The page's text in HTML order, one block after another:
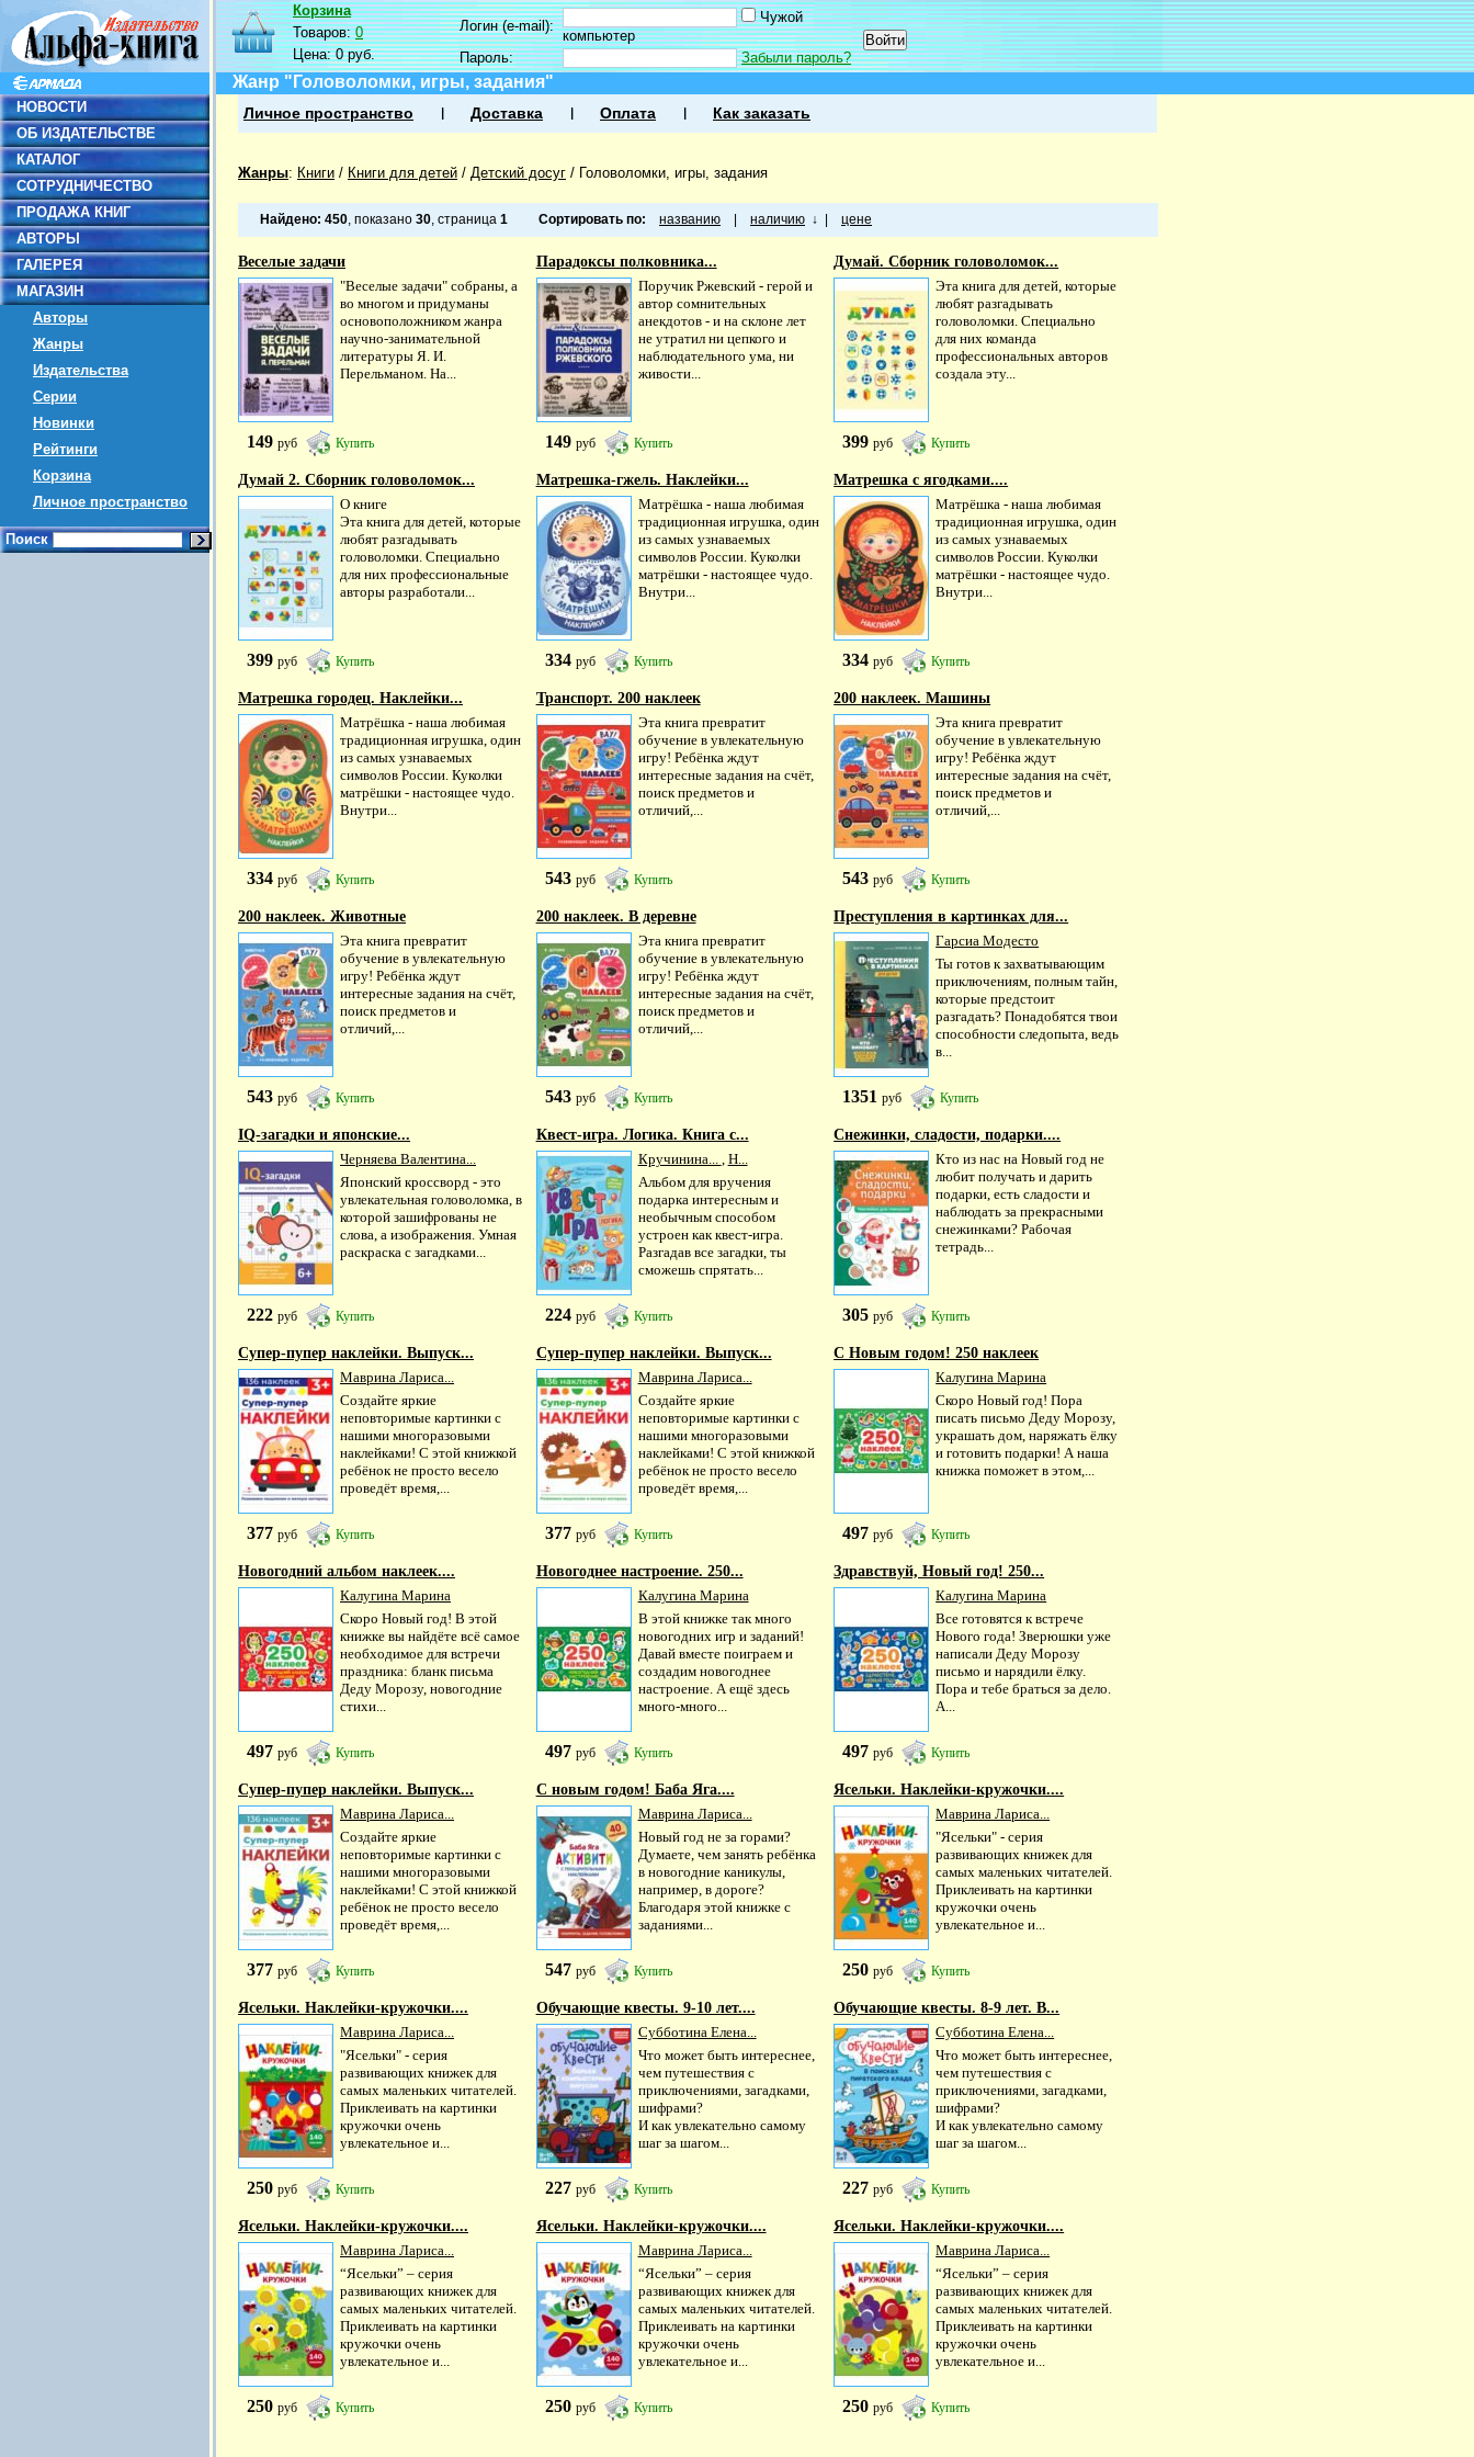
НОВОСТИ
ОБ ИЗДАТЕЛЬСТВЕ
КАТАЛОГ
СОТРУДНИЧЕСТВО
ПРОДАЖА КНИГ
АВТОРЫ
ГАЛЕРЕЯ
МАГАЗИН
Авторы
Жанры
Издательства
Серии
Новинки
Рейтинги
Корзина
Личное пространство
Поиск
Корзина
Товаров:0
Цена:0 руб.
Логин (e-mail):
Чужой
компьютер
Пароль:
Забыли пароль?
Жанр "Головоломки, игры, задания"
Личное пространство Доставка Оплата Как заказать
Жанры: Книги / Книги для детей / Детский досуг / Головоломки, игры, задания
Найдено: 450, показано 30, страница 1 Сортировать по: названию наличию ↓ цене
Веселые задачи
"Веселые задачи" собраны, а
во многом и придуманы
основоположником жанра
научно-занимательной
литературы Я. И.
Перельманом. На...
149 руб Купить
Парадоксы полковника...
Поручик Ржевский - герой и
автор сомнительных
анекдотов - и на склоне лет
не утратил ни цепкого и
наблюдательного ума, ни
живости...
149 руб Купить
Думай. Сборник головоломок...
Эта книга для детей, которые
любят разгадывать
головоломки. Специально
для них команда
профессиональных авторов
создала эту...
399руб Купить
Думай 2. Сборник головоломок...
О книге
Эта книга для детей, которые
любят разгадывать
головоломки. Специально
для них профессиональные
авторы разработали...
399 руб Купить
Матрешка-гжель. Наклейки...
Матрёшка - наша любимая
традиционная игрушка, один
из самых узнаваемых
символов России. Куколки
матрёшки - настоящее чудо.
Внутри...
334 руб Купить
Матрешка с ягодками....
Матрёшка - наша любимая
традиционная игрушка, один
из самых узнаваемых
символов России. Куколки
матрёшки - настоящее чудо.
Внутри...
334руб Купить
Матрешка городец. Наклейки...
Матрёшка - наша любимая
традиционная игрушка, один
из самых узнаваемых
символов России. Куколки
матрёшки - настоящее чудо.
Внутри...
334 руб Купить
Транспорт. 200 наклеек
Эта книга превратит
обучение в увлекательную
игру! Ребёнка ждут
интересные задания на счёт,
поиск предметов и
отличий,...
543 руб Купить
200 наклеек. Машины
Эта книга превратит
обучение в увлекательную
игру! Ребёнка ждут
интересные задания на счёт,
поиск предметов и
отличий,...
543руб Купить
200 наклеек. Животные
Эта книга превратит
обучение в увлекательную
игру! Ребёнка ждут
интересные задания на счёт,
поиск предметов и
отличий,...
543 руб Купить
200 наклеек. В деревне
Эта книга превратит
обучение в увлекательную
игру! Ребёнка ждут
интересные задания на счёт,
поиск предметов и
отличий,...
543 руб Купить
Преступления в картинках для...
Гарсиа Модесто
Ты готов к захватывающим
приключениям, полным тайн,
которые предстоит
разгадать? Понадобятся твои
способности следопыта, ведь
в...
1351руб Купить
IQ-загадки и японские...
Черняева Валентина...
Японский кроссворд - это
увлекательная головоломка, в
которой зашифрованы не
слова, а изображения. Умная
раскраска с загадками...
222 руб Купить
Квест-игра. Логика. Книга с...
Кручинина... , Н...
Альбом для вручения
подарка интересным и
необычным способом
устроен как квест-игра.
Разгадав все загадки, ты
сможешь спрятать...
224 руб Купить
Снежинки, сладости, подарки....
Кто из нас на Новый год не
любит получать и дарить
подарки, есть сладости и
наблюдать за прекрасными
снежинками? Рабочая
тетрадь...
305руб Купить
Супер-пупер наклейки. Выпуск...
Маврина Лариса...
Создайте яркие
неповторимые картинки с
нашими многоразовыми
наклейками! С этой книжкой
ребёнок не просто весело
проведёт время,...
377 руб Купить
Супер-пупер наклейки. Выпуск...
Маврина Лариса...
Создайте яркие
неповторимые картинки с
нашими многоразовыми
наклейками! С этой книжкой
ребёнок не просто весело
проведёт время,...
377 руб Купить
С Новым годом! 250 наклеек
Калугина Марина
Скоро Новый год! Пора
писать письмо Деду Морозу,
украшать дом, наряжать ёлку
и готовить подарки! А наша
книжка поможет в этом,...
497руб Купить
Новогодний альбом наклеек....
Калугина Марина
Скоро Новый год! В этой
книжке вы найдёте всё самое
необходимое для встречи
праздника: бланк письма
Деду Морозу, новогодние
стихи...
497 руб Купить
Новогоднее настроение. 250...
Калугина Марина
В этой книжке так много
новогодних игр и заданий!
Давай вместе поиграем и
создадим новогоднее
настроение. А ещё здесь
много-много...
497 руб Купить
Здравствуй, Новый год! 250...
Калугина Марина
Все готовятся к встрече
Нового года! Зверюшки уже
написали Деду Морозу
письмо и нарядили ёлку.
Пора и тебе браться за дело.
А...
497руб Купить
Супер-пупер наклейки. Выпуск...
Маврина Лариса...
Создайте яркие
неповторимые картинки с
нашими многоразовыми
наклейками! С этой книжкой
ребёнок не просто весело
проведёт время,...
377 руб Купить
С новым годом! Баба Яга....
Маврина Лариса...
Новый год не за горами?
Думаете, чем занять ребёнка
в новогодние каникулы,
например, в дороге?
Благодаря этой книжке с
заданиями...
547 руб Купить
Ясельки. Наклейки-кружочки....
Маврина Лариса...
"Ясельки" - серия
развивающих книжек для
самых маленьких читателей.
Приклеивать на картинки
кружочки очень
увлекательное и...
250руб Купить
Ясельки. Наклейки-кружочки....
Маврина Лариса...
"Ясельки" - серия
развивающих книжек для
самых маленьких читателей.
Приклеивать на картинки
кружочки очень
увлекательное и...
250 руб Купить
Обучающие квесты. 9-10 лет....
Субботина Елена...
Что может быть интереснее,
чем путешествия с
приключениями, загадками,
шифрами?
И как увлекательно самому
шаг за шагом...
227 руб Купить
Обучающие квесты. 8-9 лет. В...
Субботина Елена...
Что может быть интереснее,
чем путешествия с
приключениями, загадками,
шифрами?
И как увлекательно самому
шаг за шагом...
227руб Купить
Ясельки. Наклейки-кружочки....
Маврина Лариса...
“Ясельки” – серия
развивающих книжек для
самых маленьких читателей.
Приклеивать на картинки
кружочки очень
увлекательное и...
250 руб Купить
Ясельки. Наклейки-кружочки....
Маврина Лариса...
“Ясельки” – серия
развивающих книжек для
самых маленьких читателей.
Приклеивать на картинки
кружочки очень
увлекательное и...
250 руб Купить
Ясельки. Наклейки-кружочки....
Маврина Лариса...
“Ясельки” – серия
развивающих книжек для
самых маленьких читателей.
Приклеивать на картинки
кружочки очень
увлекательное и...
250руб Купить